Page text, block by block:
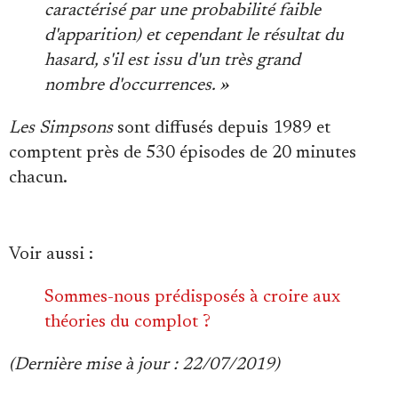
caractérisé par une probabilité faible
d'apparition) et cependant le résultat du
hasard, s'il est issu d'un très grand
nombre d'occurrences. »
Les Simpsonssont diffusés depuis 1989 et
comptent près de 530 épisodes de 20 minutes
chacun.
Voir aussi :
Sommes-nous prédisposés à croire aux
théories du complot ?
(Dernière mise à jour : 22/07/2019)